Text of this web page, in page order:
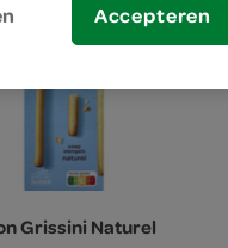
Grissini Naturel
Accepteren